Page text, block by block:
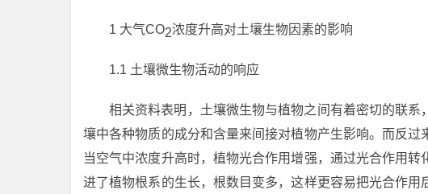
1 大气CO2浓度升高对土壤生物因素的影响
1.1 土壤微生物活动的响应
相关资料表明，土壤微生物与植物之间有着密切的联
壤中各种物质的成分和含量来间接对植物产生影响。而反过
当空气中浓度升高时，植物光合作用增强，通过光合作用
进了植物根系的生长，根数目变多，这样更容易把光合作